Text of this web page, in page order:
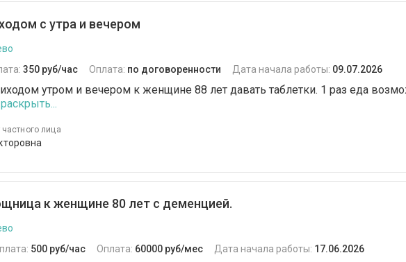
с утра и вечером
350 руб/час Оплата: по договоренности Дата начала работы: 09.07.2026
утром и вечером к женщине 88 лет давать таблетки. 1 раз еда
раскрыть...
лица
к женщине 80 лет с деменцией.
500 руб/час Оплата: 60000 руб/мес Дата начала работы: 17.06.2026